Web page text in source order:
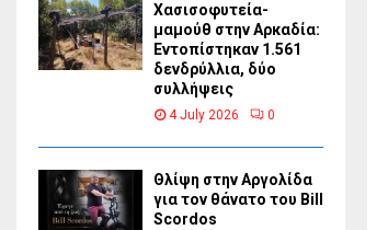
Χασισοφυτεία-
μαμούθ στην Αρκαδία:
Εντοπίστηκαν 1.561
δενδρύλλια, δύο
συλλήψεις
4 July 2026 0
Θλίψη στην Αργολίδα
για τον θάνατο του Bill
Scordos